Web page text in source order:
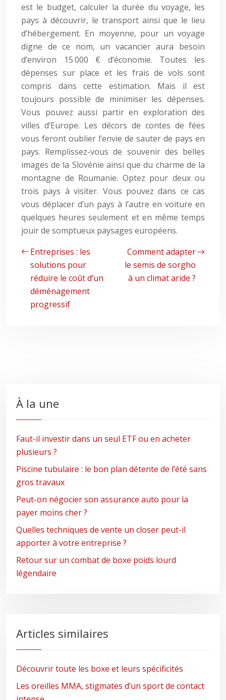
est le budget, calculer la durée du voyage, les
pays à découvrir, le transport ainsi que le lieu
d’hébergement. En moyenne, pour un voyage
digne de ce nom, un vacancier aura besoin
d’environ 15 000 € d’économie. Toutes les
dépenses sur place et les frais de vols sont
compris dans cette estimation. Mais il est
toujours possible de minimiser les dépenses.
Vous pouvez aussi partir en exploration des
villes d’Europe. Les décors de contes de fées
vous feront oublier l’envie de sauter de pays en
pays. Remplissez-vous de souvenir des belles
images de la Slovénie ainsi que du charme de la
montagne de Roumanie. Optez pour deux ou
trois pays à visiter. Vous pouvez dans ce cas
vous déplacer d’un pays à l’autre en voiture en
quelques heures seulement et en même temps
jouir de somptueux paysages européens.
Entreprises : les
solutions pour
réduire le coût d’un
déménagement
progressif
Comment adapter
le semis de sorgho
à un climat aride ?
À la une
Faut-il investir dans un seul ETF ou en acheter
plusieurs ?
Piscine tubulaire : le bon plan détente de l’été sans
gros travaux
Peut-on négocier son assurance auto pour la
payer moins cher ?
Quelles techniques de vente un closer peut-il
apporter à votre entreprise ?
Retour sur un combat de boxe poids lourd
légendaire
Articles similaires
Découvrir toute les boxe et leurs spécificités
Les oreilles MMA, stigmates d’un sport de contact